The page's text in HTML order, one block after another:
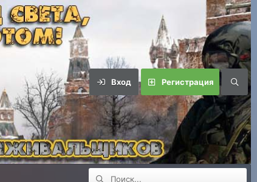
Вход Регистрация